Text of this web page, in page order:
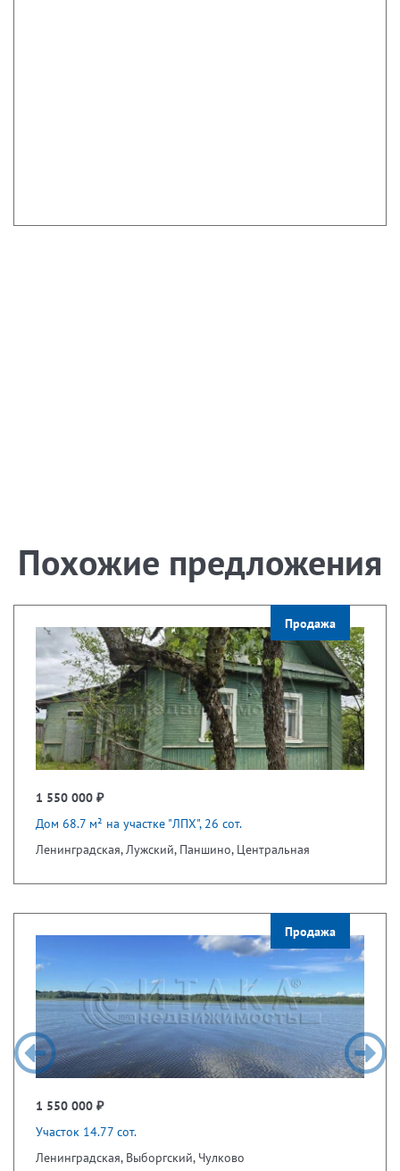
Похожие предложения
Продажа
1 550 000 ₽
Дом 68.7 м² на участке "ЛПХ", 26 сот.
Ленинградская, Лужский, Паншино, Центральная
Продажа
1 550 000 ₽
Участок 14.77 сот.
Ленинградская, Выборгский, Чулково